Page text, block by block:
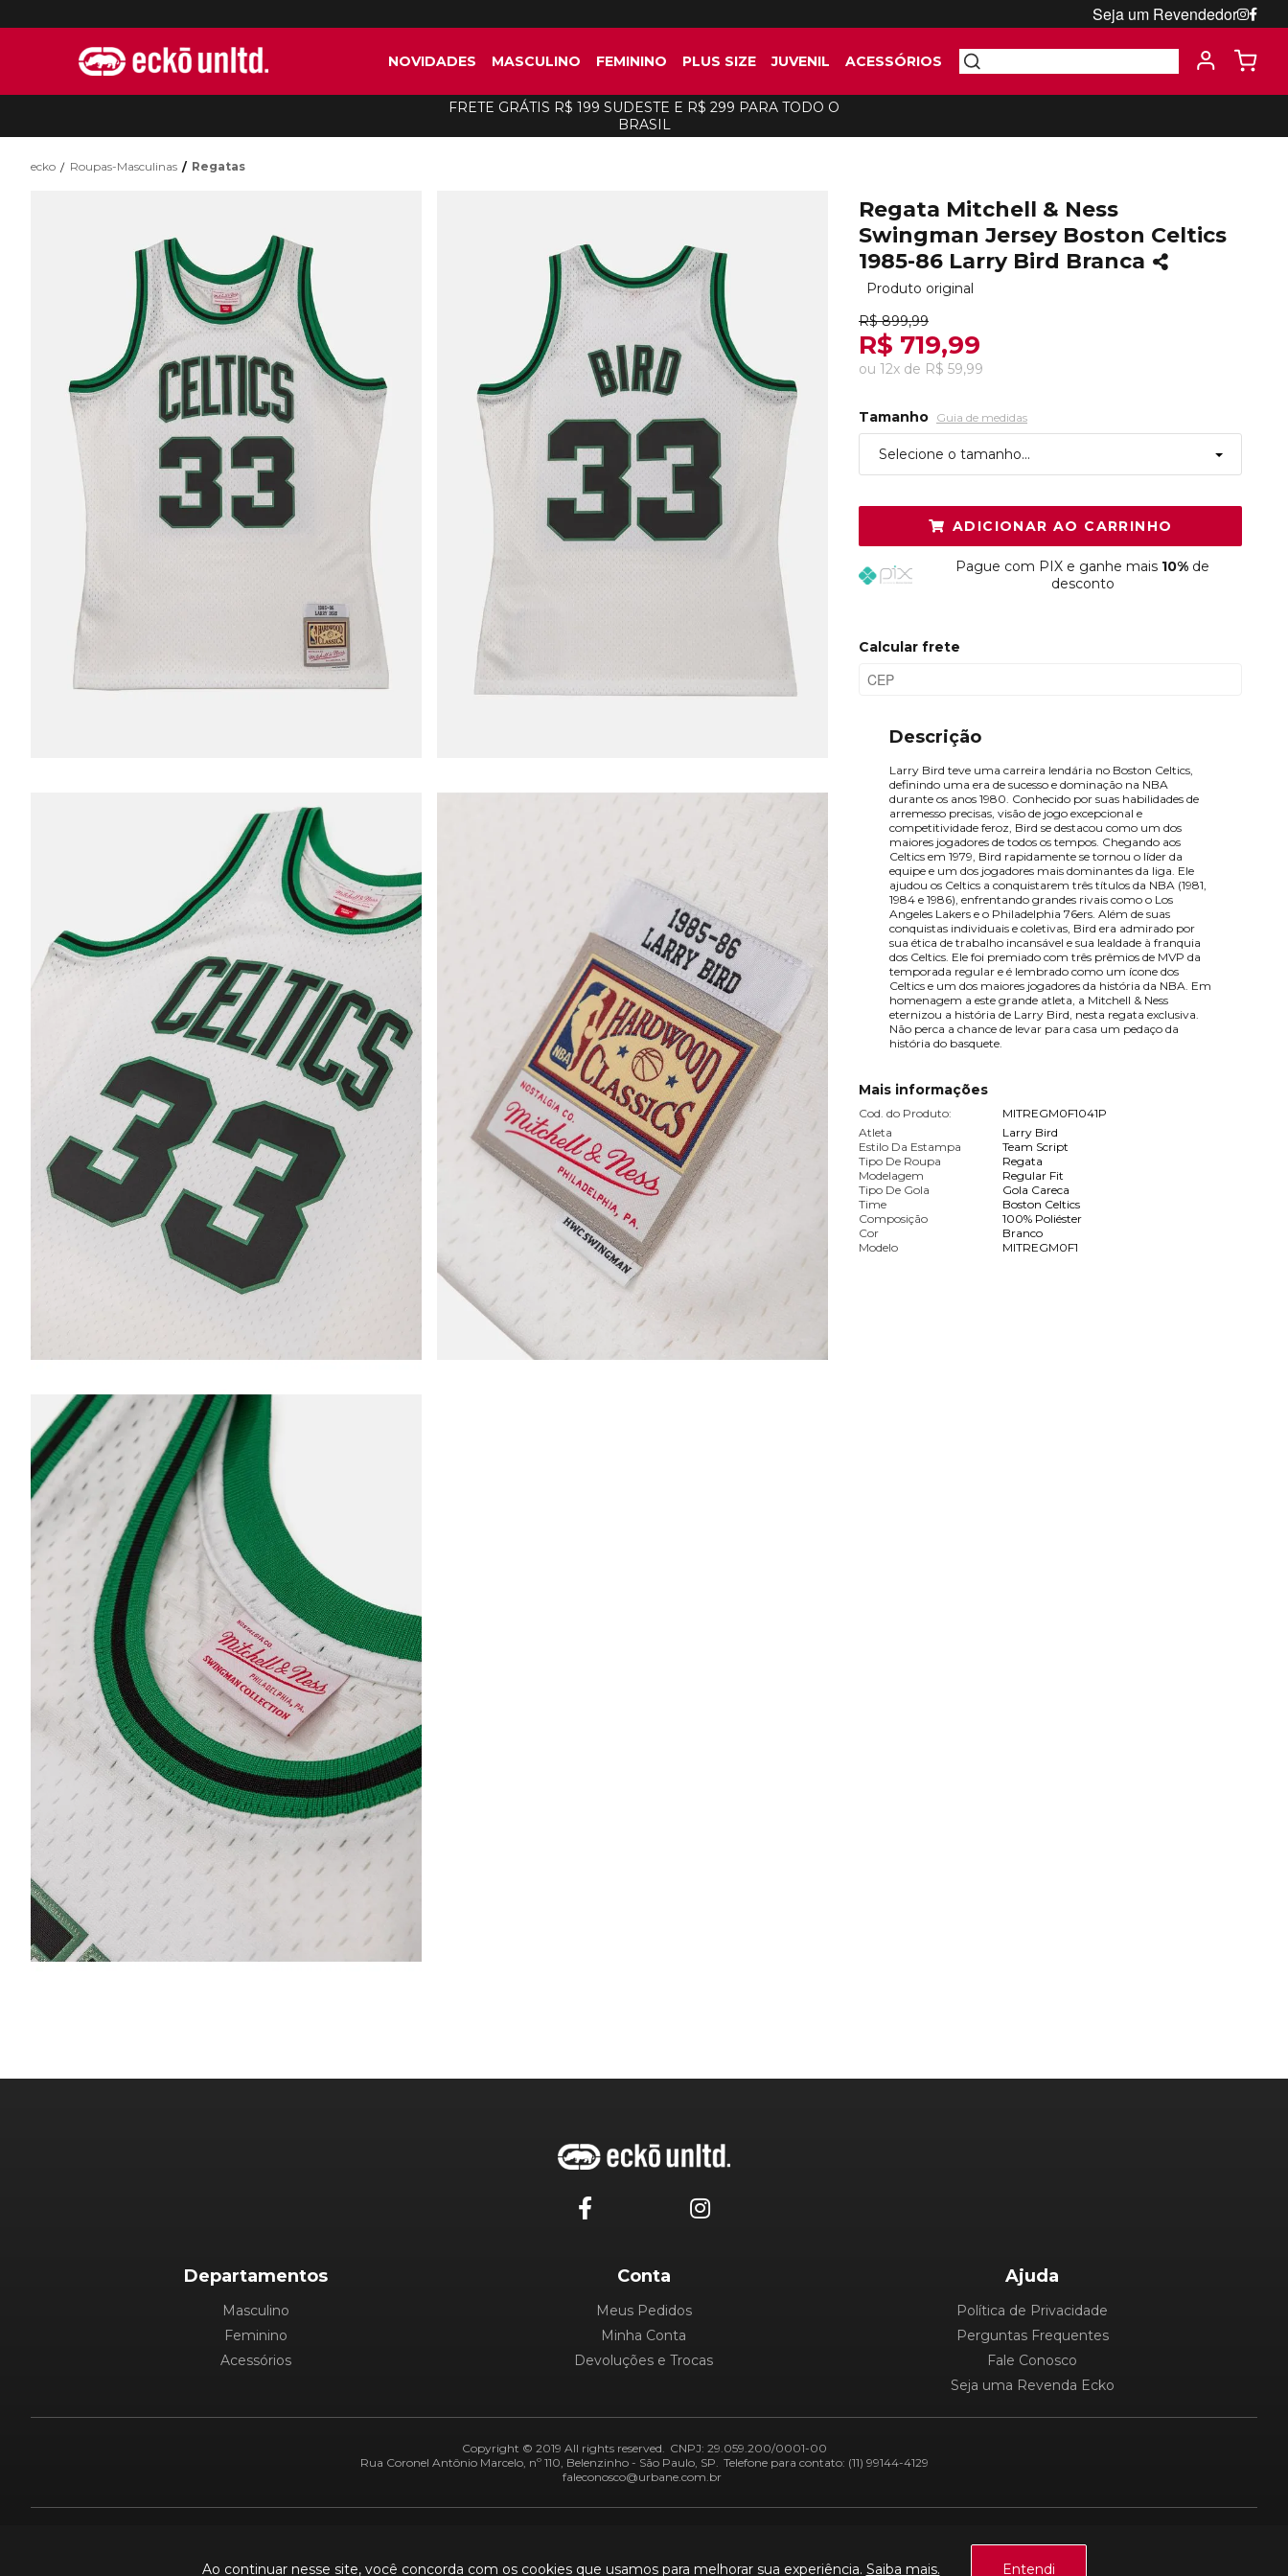
Seja um Revendedor
NOVIDADES MASCULINO FEMININO PLUS SIZE JUVENIL ACESSÓRIOS
FRETE GRÁTIS R$ 199 SUDESTE E R$ 299 PARA TODO O
BRASIL
Ao continuar nesse site, você concorda com os cookies que usamos para melhorar sua experiência. Saiba mais. Entendi
ecko Roupas-Masculinas Regatas
Regata Mitchell & Ness
Swingman Jersey Boston Celtics
1985-86 Larry Bird Branca
Produto original
R$ 899,99
R$ 719,99
ou 12x de R$ 59,99
Tamanho Guia de medidas
Selecione o tamanho...
Esgotado
G Esgotado
Plus M
Plus G Esgotado
ADICIONAR AO CARRINHO
Pague com PIX e ganhe mais 10% de
desconto
Calcular frete
Descrição
Larry Bird teve uma carreira lendária no Boston Celtics,
definindo uma era de sucesso e dominação na NBA
durante os anos 1980. Conhecido por suas habilidades de
arremesso precisas, visão de jogo excepcional e
competitividade feroz, Bird se destacou como um dos
maiores jogadores de todos os tempos. Chegando aos
Celtics em 1979, Bird rapidamente se tornou o líder da
equipe e um dos jogadores mais dominantes da liga. Ele
ajudou os Celtics a conquistarem três títulos da NBA (1981,
1984 e 1986), enfrentando grandes rivais como o Los
Angeles Lakers e o Philadelphia 76ers. Além de suas
conquistas individuais e coletivas, Bird era admirado por
sua ética de trabalho incansável e sua lealdade à franquia
dos Celtics. Ele foi premiado com três prêmios de MVP da
temporada regular e é lembrado como um ícone dos
Celtics e um dos maiores jogadores da história da NBA. Em
homenagem a este grande atleta, a Mitchell & Ness
eternizou a história de Larry Bird, nesta regata exclusiva.
Não perca a chance de levar para casa um pedaço da
história do basquete.
Mais informações
Cod. do Produto:
MITREGM0F1041P
Atleta
Larry Bird
Estilo Da Estampa
Team Script
Tipo De Roupa
Regata
Modelagem
Regular Fit
Tipo De Gola
Gola Careca
Time
Boston Celtics
Composição
100% Poliéster
Cor
Branco
Modelo
MITREGM0F1
Departamentos
Masculino
Feminino
Acessórios
Conta
Meus Pedidos
Minha Conta
Devoluções e Trocas
Ajuda
Política de Privacidade
Perguntas Frequentes
Fale Conosco
Seja uma Revenda Ecko
Copyright © 2019 All rights reserved. CNPJ: 29.059.200/0001-00
Rua Coronel Antônio Marcelo, nº 110, Belenzinho - São Paulo, SP. Telefone para contato: (11) 99144-4129
faleconosco@urbane.com.br